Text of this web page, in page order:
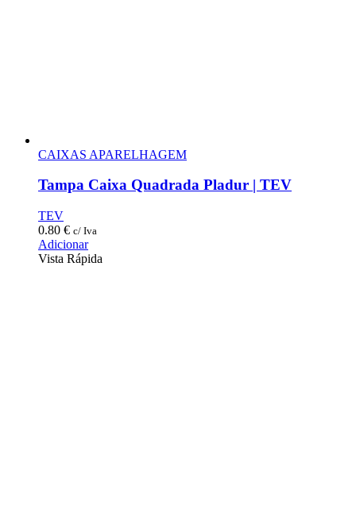
CAIXAS APARELHAGEM
Tampa Caixa Quadrada Pladur | TEV
TEV
0.80 € c/ Iva
Adicionar
Vista Rápida